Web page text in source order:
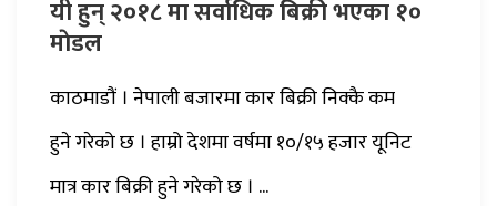
यी हुन् २०१८ मा सर्वाधिक बिक्री भएका १०
माेडल
काठमाडौं । नेपाली बजारमा कार बिक्री निक्कै कम
हुने गरेको छ । हाम्रो देशमा वर्षमा १०/१५ हजार यूनिट
मात्र कार बिक्री हुने गरेको छ । ...